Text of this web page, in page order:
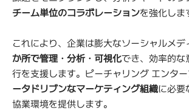
チーム単位のコラボレーションを強化しま
これにより、企業は膨大なソーシャルメデ
か所で管理・分析・可視化でき、効率的な
行を支援します。ピーチャリング エンター
ータドリブンなマーケティング組織に必要
協業環境を提供します。